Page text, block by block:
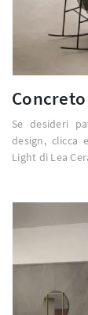
Se desideri
design, clicca
Light di Lea